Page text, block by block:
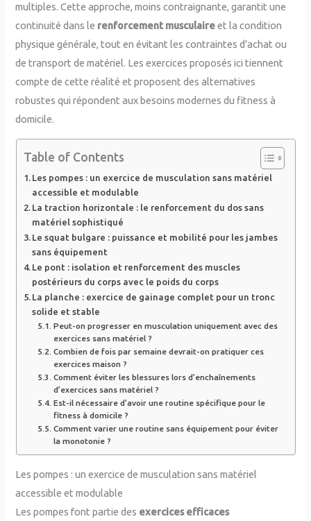
multiples. Cette approche, moins contraignante, garantit une
continuité dans le renforcement musculaireet la condition
physique générale, tout en évitant les contraintes d’achat ou
de transport de matériel. Les exercices proposés ici tiennent
compte de cette réalité et proposent des alternatives
robustes qui répondent aux besoins modernes du fitness à
domicile.
Table of Contents
Les pompes : un exercice de musculation sans matériel
accessible et modulable
La traction horizontale : le renforcement du dos sans
matériel sophistiqué
Le squat bulgare : puissance et mobilité pour les jambes
sans équipement
Le pont : isolation et renforcement des muscles
postérieurs du corps avec le poids du corps
La planche : exercice de gainage complet pour un tronc
solide et stable
Peut-on progresser en musculation uniquement avec des
exercices sans matériel ?
Combien de fois par semaine devrait-on pratiquer ces
exercices maison ?
Comment éviter les blessures lors d’enchaînements
d’exercices sans matériel ?
Est-il nécessaire d’avoir une routine spécifique pour le
fitness à domicile ?
Comment varier une routine sans équipement pour éviter
la monotonie ?
Les pompes : un exercice de musculation sans matériel
accessible et modulable
Les pompes font partie des exercices efficaces